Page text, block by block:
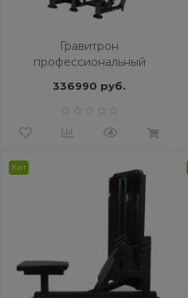
Гравитрон
профессиональный
336990 руб.
Хит